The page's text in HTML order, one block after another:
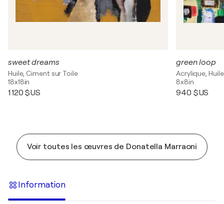
sweet dreams
Huile, Ciment sur Toile
18x18in
1 120 $US
green loop
Acrylique,
8x8in
940 $US
Voir toutes les œuvres de Donatella Marraoni
Information